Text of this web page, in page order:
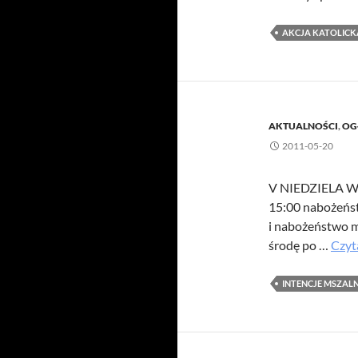
AKCJA
AKTUALNOŚCI,
2011-05-20
V NIEDZIELA
15:00
i nabożeństwo
środę po …
INTENCJE